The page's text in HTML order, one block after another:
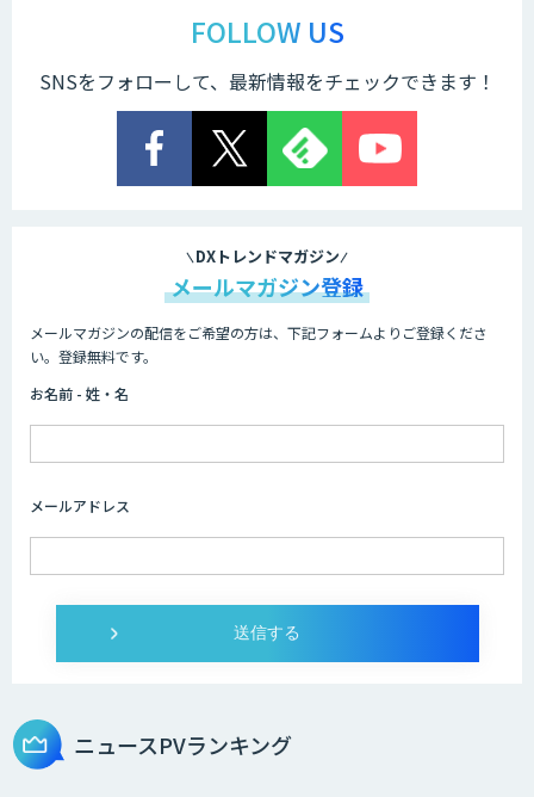
FOLLOW US
SNSをフォローして、最新情報をチェックできます！
DXトレンドマガジン
メールマガジン登録
メールマガジンの配信をご希望の方は、下記フォームよりご登録くださ
い。登録無料です。
お名前 - 姓・名
メールアドレス
ニュースPVランキング